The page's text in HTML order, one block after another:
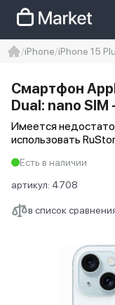
Iphone 14 pro max
iPhone iPhone 15
в список
Смартфон
Dual: nano SIM
Имеется
использовать
Есть в наличии
артикул: 4708